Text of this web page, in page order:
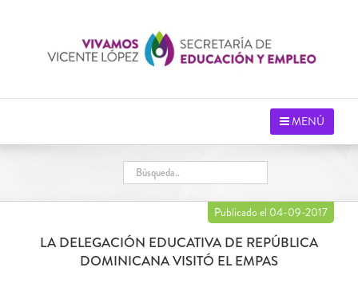
MENÚ
Publicado el 04-09-2017
LA DELEGACIÓN EDUCATIVA DE REPÚBLICA
DOMINICANA VISITÓ EL EMPAS